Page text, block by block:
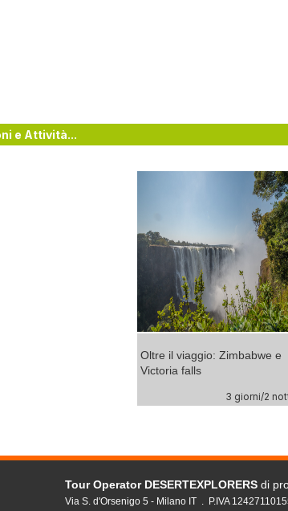
e Attività...
Oltre il viaggio: Zimbabwe e
Victoria falls
3 giorni/2
Tour Operator DESERTEXPLORERSdi
Via S. d'Orsenigo 5 - Milano IT . P.IVA